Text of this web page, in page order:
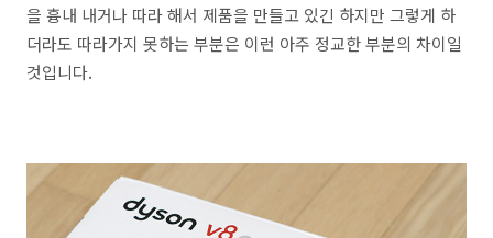
을 흉내 내거나 따라 해서 제품을 만들고 있긴 하지만 그렇게 하
더라도 따라가지 못하는 부분은 이런 아주 정교한 부분의 차이일
것입니다.